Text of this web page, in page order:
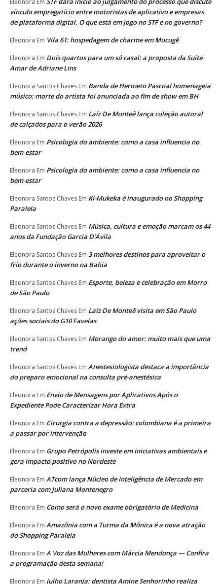
vínculo empregatício entre motoristas de aplicativo e empresas
de plataforma digital. O que está em jogo no STF e no governo?
Eleonora Em Vila 61: hospedagem de charme em Mucugê
Eleonora Em Dois quartos para um só casal: a proposta da Suíte
Amar de Adriane Lins
Eleonora Santos Chaves Em Banda de Hermeto Pascoal homenageia
músico; morte do artista foi anunciada ao fim de show em BH
Eleonora Santos Chaves Em Laíz De Monteê lança coleção autoral
de calçados para o verão 2026
Eleonora Em Psicologia do ambiente: como a casa influencia no
bem-estar
Eleonora Em Psicologia do ambiente: como a casa influencia no
bem-estar
Eleonora Santos Chaves Em Ki-Mukeka é inaugurado no Shopping
Paralela
Eleonora Santos Chaves Em Música, cultura e emoção marcam os 44
anos da Fundação Garcia D’Ávila
Eleonora Santos Chaves Em 3 melhores destinos para aproveitar o
frio durante o inverno na Bahia
Eleonora Santos Chaves Em Esporte, beleza e celebração em Morro
de São Paulo
Eleonora Santos Chaves Em Laíz De Monteê visita em São Paulo
ações sociais do G10 Favelas
Eleonora Santos Chaves Em Morango do amor: muito mais que uma
trend
Eleonora Santos Chaves Em Anestesiologista destaca a importância
do preparo emocional na consulta pré-anestésica
Eleonora Em Envio de Mensagens por Aplicativos Após o
Expediente Pode Caracterizar Hora Extra
Eleonora Em Cirurgia contra a depressão: colombiana é a primeira
a passar por intervenção
Eleonora Em Grupo Petrópolis investe em iniciativas ambientais e
gera impacto positivo no Nordeste
Eleonora Em ATcom lança Núcleo de Inteligência de Mercado em
parceria com Juliana Montenegro
Eleonora Em Como será o novo exame obrigatório de Medicina
Eleonora Em Amazônia com a Turma da Mônica é a nova atração
do Shopping Paralela
Eleonora Em A Voz das Mulheres com Márcia Mendonça — Confira
a programação desta semana!
Eleonora Em Julho Laranja: dentista Amine Senhorinho realiza